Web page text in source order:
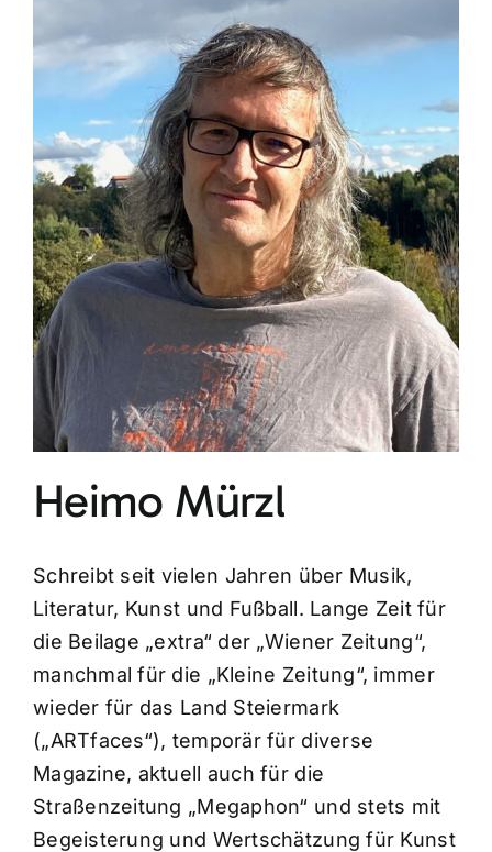
Heimo Mürzl
Schreibt seit vielen Jahren über Musik,
Literatur, Kunst und Fußball. Lange Zeit für
die Beilage „extra“ der „Wiener Zeitung“,
manchmal für die „Kleine Zeitung“, immer
wieder für das Land Steiermark
(„ARTfaces“), temporär für diverse
Magazine, aktuell auch für die
Straßenzeitung „Megaphon“ und stets mit
Begeisterung und Wertschätzung für Kunst